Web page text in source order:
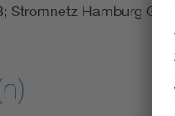
Stromnetz Hamburg